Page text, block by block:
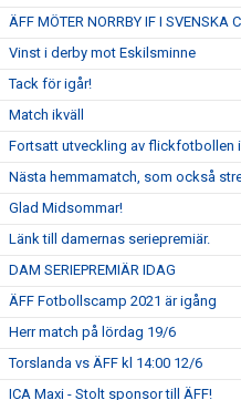
ÄFF MÖTER NORRBY IF I SVENSKA
Vinst i derby mot Eskilsminne
Tack för igår!
Match ikväll
Fortsatt utveckling av flickfotbollen
Nästa hemmamatch, som också
Glad Midsommar!
Länk till damernas seriepremiär.
DAM SERIEPREMIÄR IDAG
ÄFF Fotbollscamp 2021 är igång
Herr match på lördag 19/6
Torslanda vs ÄFF kl 14:00 12/6
ICA Maxi - Stolt sponsor till ÄFF!